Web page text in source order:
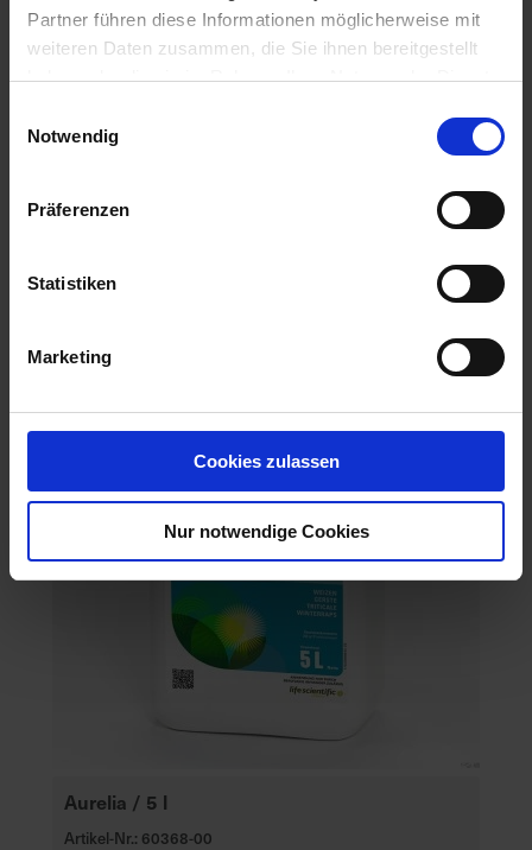
Partner führen diese Informationen möglicherweise mit
weiteren Daten zusammen, die Sie ihnen bereitgestellt
haben oder die sie im Rahmen Ihrer Nutzung der Dienste
Notwendig
Präferenzen
Statistiken
Marketing
Cookies zulassen
Nur notwendige Cookies
SCHORF, SCHORF: APFEL, ANT...
mehr
Anwendungsbestimmungen
NB507-BEI ANWENDUNGEN AUSSERHALB DER
BLÜTEZEIT DER KULTUR IST SICHERZUSTELLEN, DASS
mehr
Aurelia / 5 l
Artikel-Nr.: 60368-00